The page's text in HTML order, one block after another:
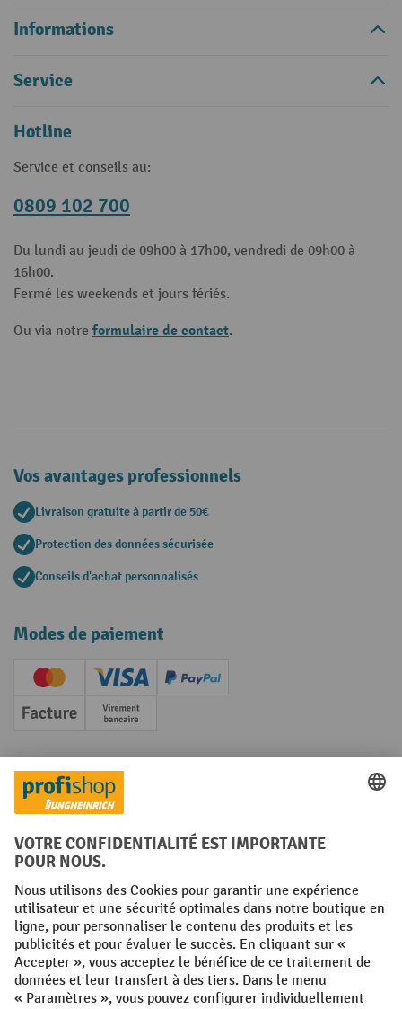
Informations
Service
Hotline
Service et conseils au:
0809 102 700
Du lundi au jeudi de 09h00 à 17h00, vendredi de 09h00 à
16h00.
Fermé les weekends et jours fériés.
Ou via notre formulaire de contact.
Vos avantages professionnels
Livraison gratuite à partir de 50€
Protection des données sécurisée
Conseils d'achat personnalisés
Modes de paiement
Creditcard (Master)Creditcard (Visa)
PayPal
Facture Paiement anticipé
Réseaux sociaux
Facebook
YouTube
LinkedInInstagram
Conditions générales Mentions légales
Protection des Données Politique de cookies
All prices excl. VAT plusshipping costsand possible delivery charges,
if not stated otherwise.